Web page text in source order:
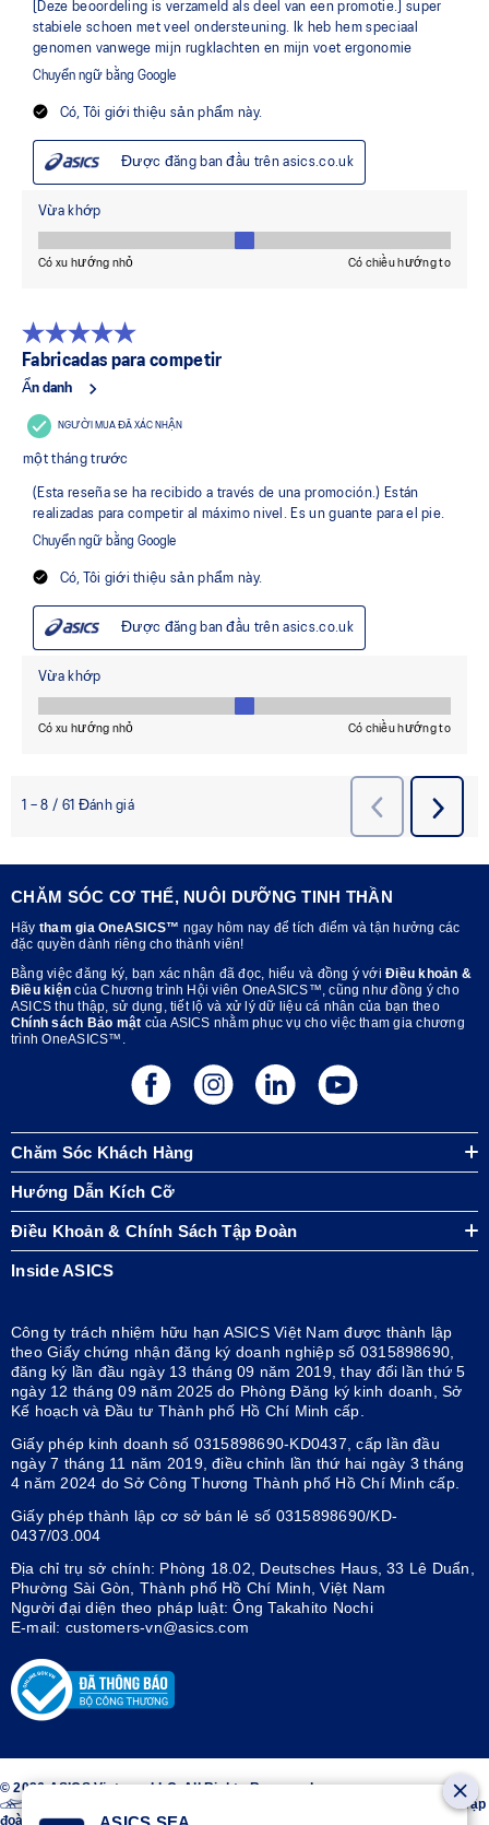
CHĂM SÓC CƠ THỂ, NUÔI DƯỠNG TINH THẦN
Hãy tham gia OneASICS™ ngay hôm nay để tích điểm và tận hưởng các
đặc quyền dành riêng cho thành viên!
Bằng việc đăng ký, bạn xác nhận đã đọc, hiểu và đồng ý với Điều khoản &
Điều kiện của Chương trình Hội viên OneASICS™, cũng như đồng ý cho
ASICS thu thập, sử dụng, tiết lộ và xử lý dữ liệu cá nhân của bạn theo
Chính sách Bảo mật của ASICS nhằm phục vụ cho việc tham gia chương
trình OneASICS™.
Chăm Sóc Khách Hàng
Hướng Dẫn Kích Cỡ
Điều Khoản & Chính Sách Tập Đoàn
Inside ASICS
Công ty trách nhiệm hữu hạn ASICS Việt Nam được thành lập
theo Giấy chứng nhận đăng ký doanh nghiệp số 0315898690,
đăng ký lần đầu ngày 13 tháng 09 năm 2019, thay đổi lần thứ 5
ngày 12 tháng 09 năm 2025 do Phòng Đăng ký kinh doanh, Sở
Kế hoạch và Đầu tư Thành phố Hồ Chí Minh cấp.
Giấy phép kinh doanh số 0315898690-KD0437, cấp lần đầu
ngày 7 tháng 11 năm 2019, điều chỉnh lần thứ hai ngày 3 tháng
4 năm 2024 do Sở Công Thương Thành phố Hồ Chí Minh cấp.
Giấy phép thành lập cơ sở bán lẻ số 0315898690/KD-
0437/03.004
Địa chỉ trụ sở chính: Phòng 18.02, Deutsches Haus, 33 Lê Duẩn,
Phường Sài Gòn, Thành phố Hồ Chí Minh, Việt Nam
Người đại diện theo pháp luật: Ông Takahito Nochi
E-mail: customers-vn@asics.com
© 2026 ASICS Vietnam LLC. All Rights Reserved.
Thiết kế sọc trên hai bên giày ASICS® là nhãn hiệu đã đăng ký của Tập
đoàn ASICS.